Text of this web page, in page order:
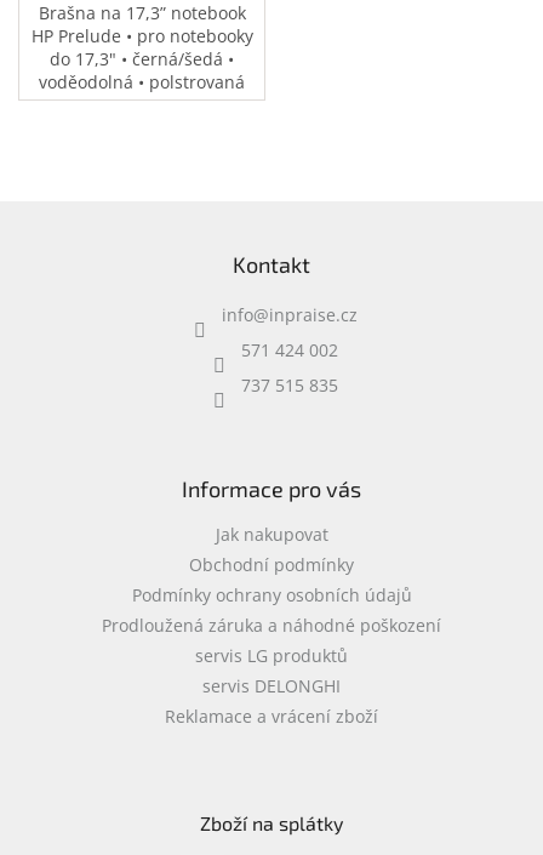
Brašna na 17,3” notebook
HP Prelude • pro notebooky
do 17,3" • černá/šedá •
voděodolná • polstrovaná
přihrádka na notebook •
Kontakt
info@inpraise.cz
571 424 002
737 515 835
Informace pro vás
Jak nakupovat
Obchodní podmínky
Podmínky ochrany osobních údajů
Prodloužená záruka a náhodné poškození
servis LG produktů
servis DELONGHI
Reklamace a vrácení zboží
Zboží na splátky